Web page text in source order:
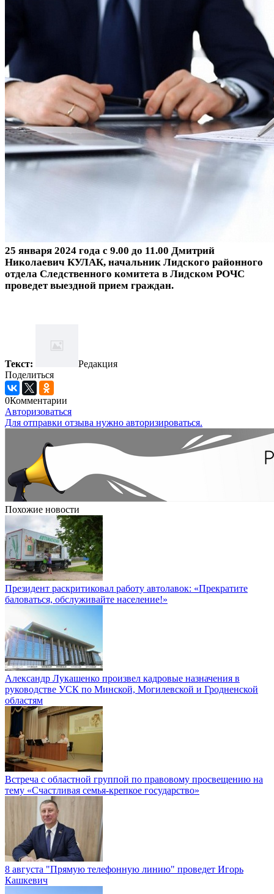
25 января 2024 года с 9.00 до 11.00 Дмитрий
Николаевич КУЛАК, начальник Лидского районного
отдела Следственного комитета в Лидском РОЧС
проведет выездной прием граждан.
Текст:
Редакция
Поделиться
0Комментарии
Авторизоваться
Для отправки отзыва нужно авторизироваться.
Похожие новости
Президент раскритиковал работу автолавок: «Прекратите
баловаться, обслуживайте население!»
Александр Лукашенко произвел кадровые назначения в
руководстве УСК по Минской, Могилевской и Гродненской
областям
Встреча с областной группой по правовому просвещению на
тему «Счастливая семья-крепкое государство»
8 августа "Прямую телефонную линию" проведет Игорь
Кашкевич